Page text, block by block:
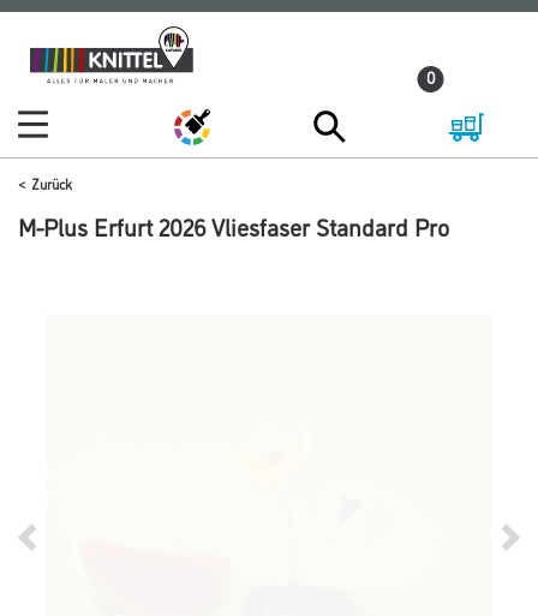
Zum
Inhalt
Zum
Navigationsmenü
0
Zurück
M-Plus Erfurt 2026 Vliesfaser Standard Pro